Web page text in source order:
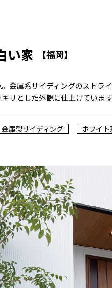
い家 【福岡】
金属系サイディングのストラ
リとした外観に仕上げています
金属製サイディング ホワイト